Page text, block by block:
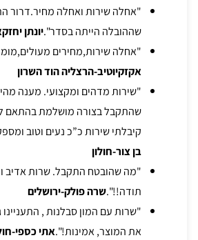
"אחלה שירות ואחלה מחיר.דרור
שההובלה הייתה בסדר".יונתן
"אחלה שירות,מחירים
אקזקיוטיב-הרצליה הוד השרון
"שירות מדהים ומקצועי. מענה
שהתקבל בצורה מושלמת בהתאם
קיבלתי שירות כ”כ נעים וטוב
בן צור-חולון
"מה שהובטח התקבל. שרות אדיב
תודה!!".שרה פולק-ירושלים
"שרות עם המון סבלנות , התעניינו
את המוצר, אמינות!".אתי כספי-